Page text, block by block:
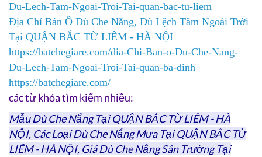
Du-Lech-Tam-Ngoai-Troi-Tai-quan-bac-tu-liem
Địa Chỉ Bán Ô Dù Che Nắng, Dù Lệch Tâm Ngoài Trời
Tại QUẬN BẮC TỪ LIÊM - HÀ NỘI
https://batchegiare.com/dia-Chi-Ban-o-Du-Che-Nang-
Du-Lech-Tam-Ngoai-Troi-Tai-quan-ba-dinh
https://batchegiare.com/
các từ khóa tìm kiếm nhiều:
Mẫu Dù Che Nắng Tại QUẬN BẮC TỪ LIÊM - HÀ
NỘI, Các Loại Dù Che Nắng Mưa Tại QUẬN BẮC TỪ
LIÊM - HÀ NỘI, Giá Dù Che Nắng Sân Trường Tại